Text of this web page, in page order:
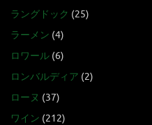
ラングドック (25)
ラーメン (4)
ロワール (6)
ロンバルディア (2)
ローヌ (37)
ワイン (212)